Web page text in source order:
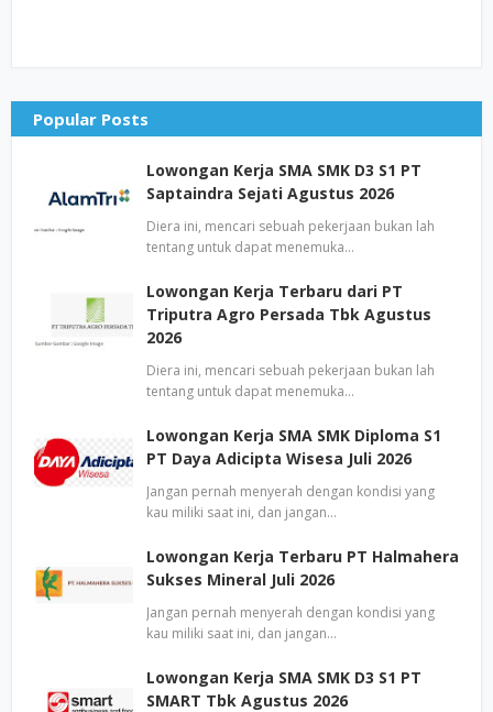
Popular Posts
Lowongan Kerja SMA SMK D3 S1 PT
Saptaindra Sejati Agustus 2026
Diera ini, mencari sebuah pekerjaan bukan lah
tentang untuk dapat menemuka…
Lowongan Kerja Terbaru dari PT
Triputra Agro Persada Tbk Agustus
2026
Diera ini, mencari sebuah pekerjaan bukan lah
tentang untuk dapat menemuka…
Lowongan Kerja SMA SMK Diploma S1
PT Daya Adicipta Wisesa Juli 2026
Jangan pernah menyerah dengan kondisi yang
kau miliki saat ini, dan jangan…
Lowongan Kerja Terbaru PT Halmahera
Sukses Mineral Juli 2026
Jangan pernah menyerah dengan kondisi yang
kau miliki saat ini, dan jangan…
Lowongan Kerja SMA SMK D3 S1 PT
SMART Tbk Agustus 2026